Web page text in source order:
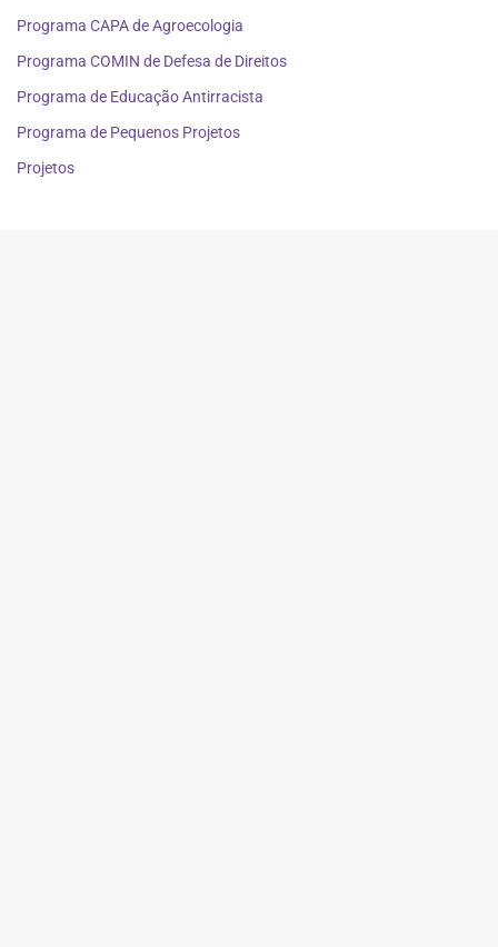
Programa CAPA de Agroecologia
Programa COMIN de Defesa de Direitos
Programa de Educação Antirracista
Programa de Pequenos Projetos
Projetos